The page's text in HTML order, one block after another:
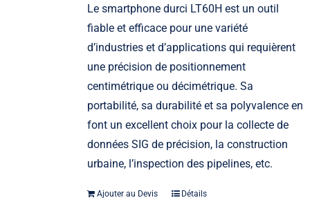
Le smartphone durci LT60H est un outil
fiable et efficace pour une variété
d’industries et d’applications qui requièrent
une précision de positionnement
centimétrique ou décimétrique. Sa
portabilité, sa durabilité et sa polyvalence en
font un excellent choix pour la collecte de
données SIG de précision, la construction
urbaine, l’inspection des pipelines, etc.
Ajouter au Devis Détails